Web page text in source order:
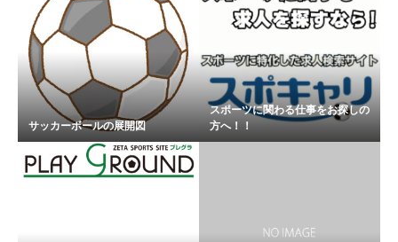
サッカーボールの展開図
スポーツに関わる仕事をお探しの
方へ！！